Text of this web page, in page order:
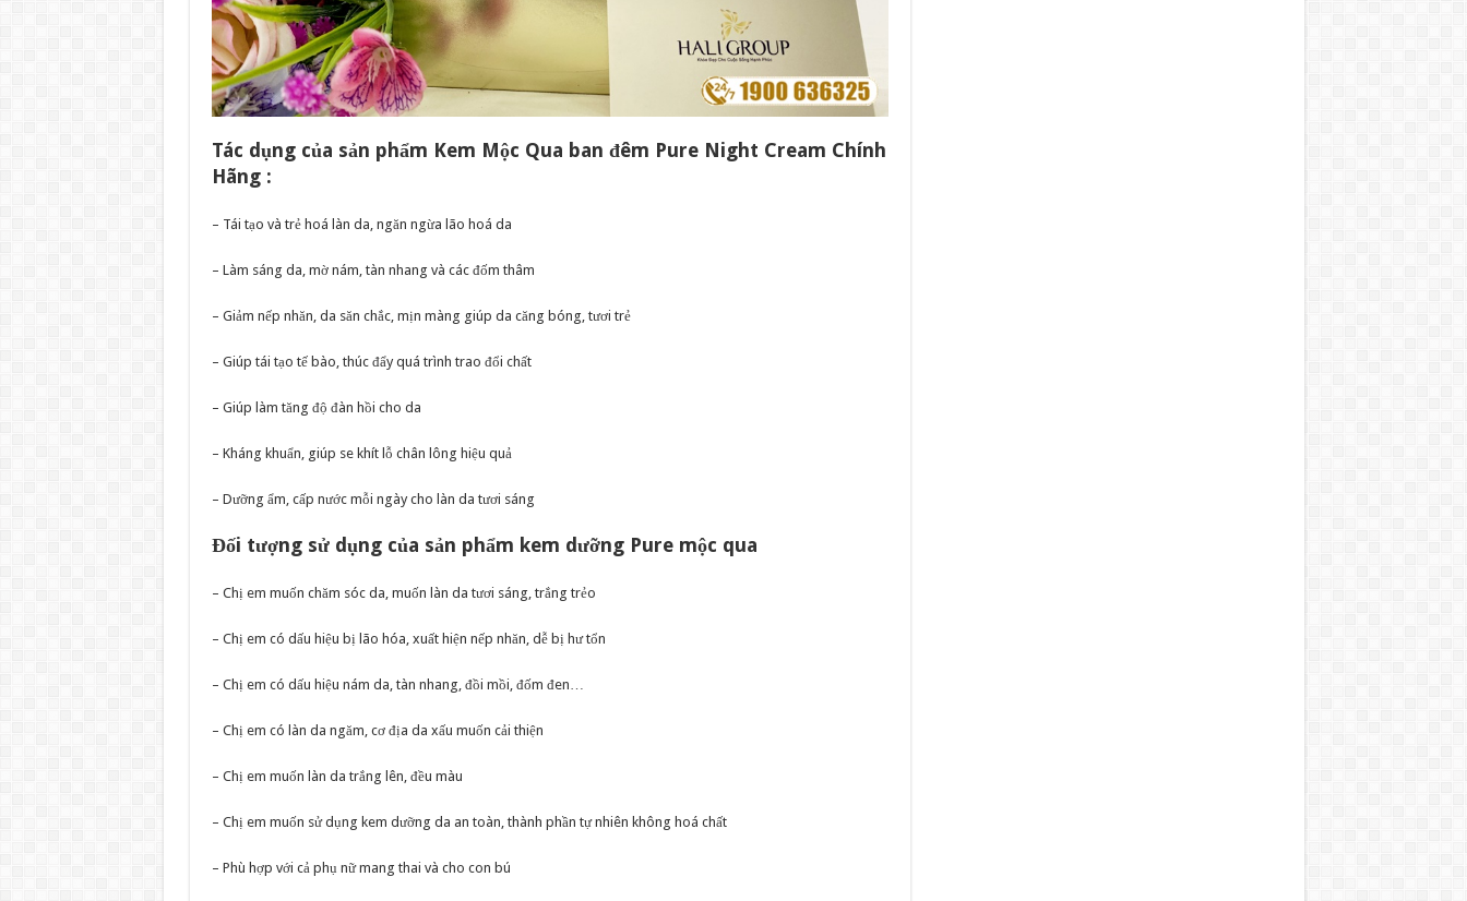
Tác dụng của sản phẩm Kem Mộc Qua ban đêm Pure Night Cream Chính
Hãng :
– Tái tạo và trẻ hoá làn da, ngăn ngừa lão hoá da
– Làm sáng da, mờ nám, tàn nhang và các đốm thâm
– Giảm nếp nhăn, da săn chắc, mịn màng giúp da căng bóng, tươi trẻ
– Giúp tái tạo tế bào, thúc đẩy quá trình trao đổi chất
– Giúp làm tăng độ đàn hồi cho da
– Kháng khuẩn, giúp se khít lỗ chân lông hiệu quả
– Dưỡng ẩm, cấp nước mỗi ngày cho làn da tươi sáng
Đối tượng sử dụng của sản phẩm kem dưỡng Pure mộc qua
– Chị em muốn chăm sóc da, muốn làn da tươi sáng, trắng trẻo
– Chị em có dấu hiệu bị lão hóa, xuất hiện nếp nhăn, dễ bị hư tổn
– Chị em có dấu hiệu nám da, tàn nhang, đồi mồi, đốm đen…
– Chị em có làn da ngăm, cơ địa da xấu muốn cải thiện
– Chị em muốn làn da trắng lên, đều màu
– Chị em muốn sử dụng kem dưỡng da an toàn, thành phần tự nhiên không hoá chất
– Phù hợp với cả phụ nữ mang thai và cho con bú